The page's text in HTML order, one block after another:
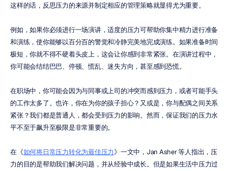
这样的话，反思压力的来源并制定相应的管理策略就显得尤为重要。
例如，如果你必须进行一场演讲，适度的压力可帮助你集中精力进行准备
和演练，使你能够以百分百的警觉和冷静完美地完成演练。如果准备时间
极短，你就不得不硬着头皮上，这会让你感到非常紧张。在演讲过程中，
你可能会结结巴巴、停顿、慌乱、迷失方向，甚至感到恐慌。
在职场中，你可能会因为与同事或上司的冲突而感到压力，或者可能手头
的工作太多了。也许，你在为你的孩子担心？又或是，你与配偶之间关系
紧张？我们都是普通人，都会受到压力的影响。然而，保证我们的压力水
平不至于飙升至极限是非常重要的。
在《如何将日常压力转化为最佳压力》一文中，Jan Asher 等人指出，压
力的目的是帮助我们解决问题，并从经验中成长。但是如果生活中压力过